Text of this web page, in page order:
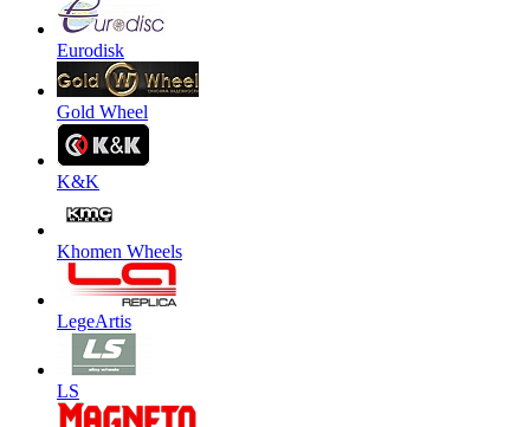
Eurodisk
Gold Wheel
K&K
Khomen Wheels
LegeArtis
LS